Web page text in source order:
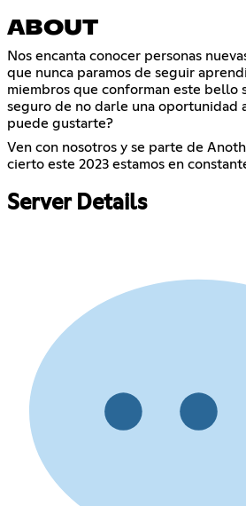
ABOUT
Nos encanta conocer personas
que nunca paramos de seguir
miembros que conforman este bello
seguro de no darle una oportunidad
puede gustarte?
Ven con nosotros y se parte de
cierto este 2023 estamos en
Server Details